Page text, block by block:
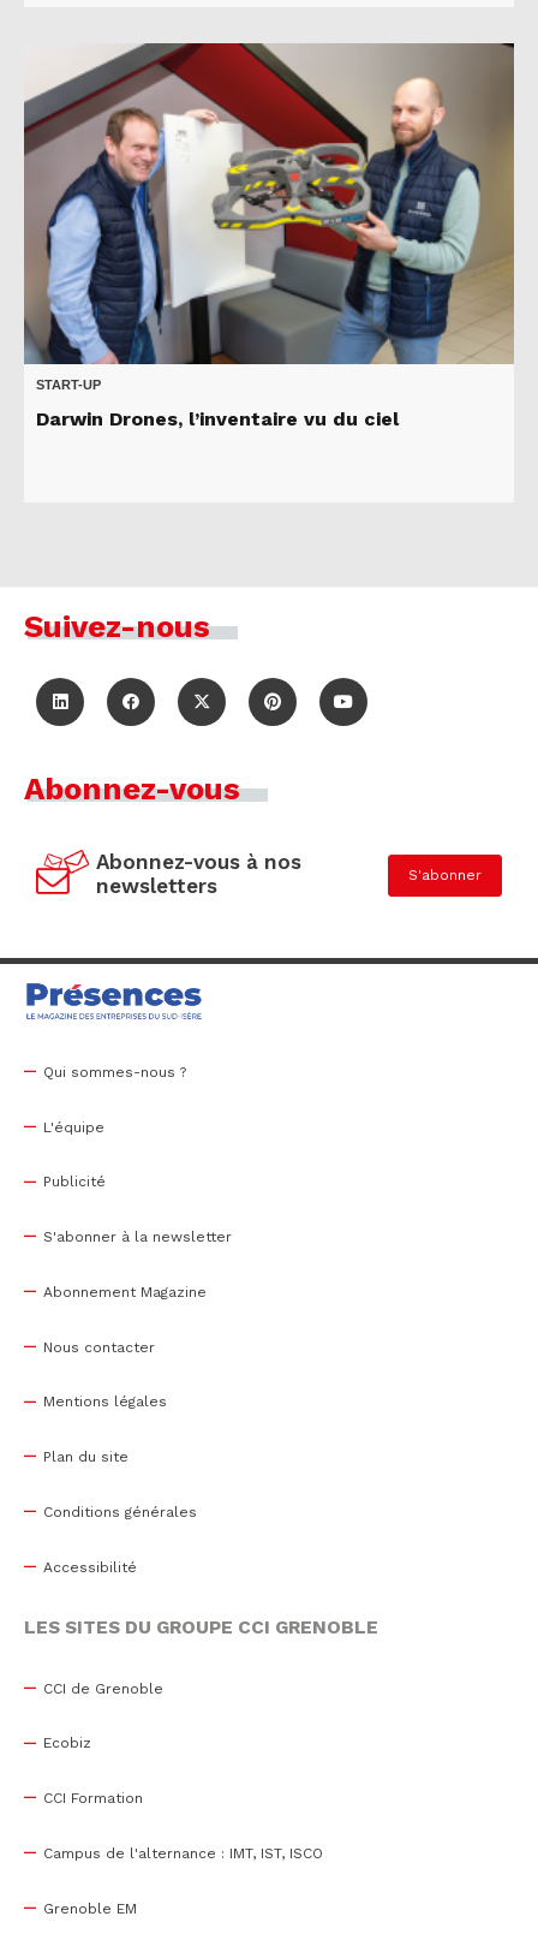
START-UP
Darwin Drones, l’inventaire vu du ciel
Suivez-nous
Abonnez-vous
Abonnez-vous à nos
newsletters
S'abonner
Qui sommes-nous ?
L'équipe
Publicité
S'abonner à la newsletter
Abonnement Magazine
Nous contacter
Mentions légales
Plan du site
Conditions générales
Accessibilité
LES SITES DU GROUPE CCI GRENOBLE
CCI de Grenoble
Ecobiz
CCI Formation
Campus de l'alternance : IMT, IST, ISCO
Grenoble EM